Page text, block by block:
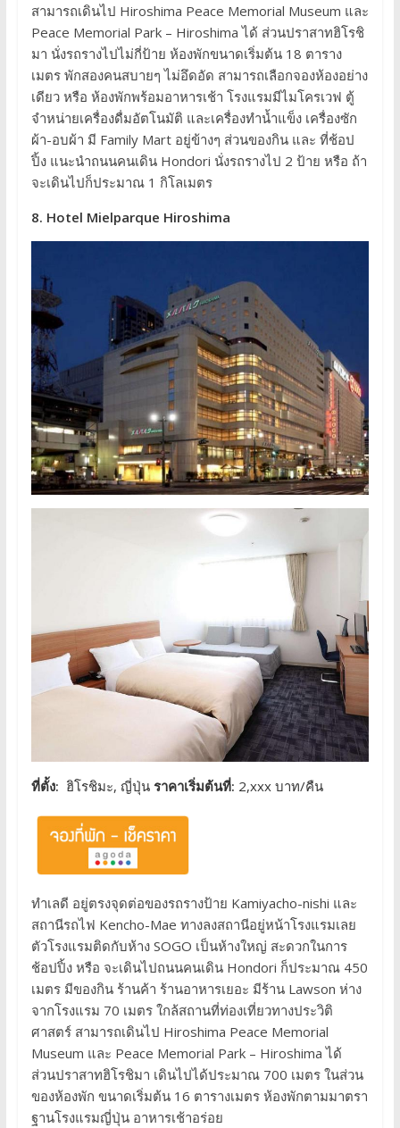
สามารถเดินไป Hiroshima Peace Memorial Museum และ
Peace Memorial Park – Hiroshima ได้ ส่วนปราสาทฮิโรชิ
มา นั่งรถรางไปไม่กี่ป้าย ห้องพักขนาดเริ่มต้น 18 ตาราง
เมตร พักสองคนสบายๆ ไม่อึดอัด สามารถเลือกจองห้องอย่าง
เดียว หรือ ห้องพักพร้อมอาหารเช้า โรงแรมมีไมโครเวฟ ตู้
จำหน่ายเครื่องดื่มอัตโนมัติ และเครื่องทำน้ำแข็ง เครื่องซัก
ผ้า-อบผ้า มี Family Mart อยู่ข้างๆ ส่วนของกิน และ ที่ช้อป
ปิ้ง แนะนำถนนคนเดิน Hondori นั่งรถรางไป 2 ป้าย หรือ ถ้า
จะเดินไปก็ประมาณ 1 กิโลเมตร
8. Hotel Mielparque Hiroshima
ที่ตั้ง: ฮิโรชิมะ, ญี่ปุ่น ราคาเริ่มต้นที่: 2,xxx บาท/คืน
ทำเลดี อยู่ตรงจุดต่อของรถรางป้าย Kamiyacho-nishi และ
สถานีรถไฟ Kencho-Mae ทางลงสถานีอยู่หน้าโรงแรมเลย
ตัวโรงแรมติดกับห้าง SOGO เป็นห้างใหญ่ สะดวกในการ
ช้อปปิ้ง หรือ จะเดินไปถนนคนเดิน Hondori ก็ประมาณ 450
เมตร มีของกิน ร้านค้า ร้านอาหารเยอะ มีร้าน Lawson ห่าง
จากโรงแรม 70 เมตร ใกล้สถานที่ท่องเที่ยวทางประวิติ
ศาสตร์ สามารถเดินไป Hiroshima Peace Memorial
Museum และ Peace Memorial Park – Hiroshima ได้
ส่วนปราสาทฮิโรชิมา เดินไปได้ประมาณ 700 เมตร ในส่วน
ของห้องพัก ขนาดเริ่มต้น 16 ตารางเมตร ห้องพักตามมาตรา
ฐานโรงแรมญี่ปุ่น อาหารเช้าอร่อย